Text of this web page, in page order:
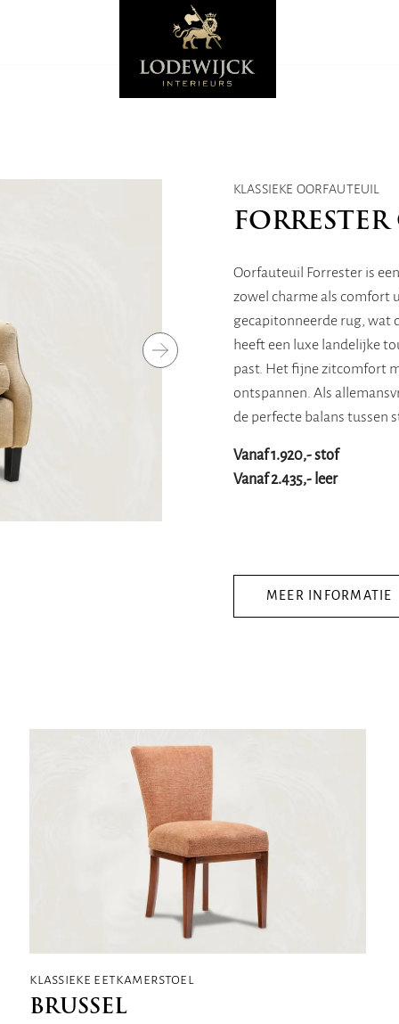
KLASSIEKE OORFAUTEUIL
Oorfauteuil Forrester is
zowel charme als comfort
gecapitonneerde rug, wat
heeft een luxe landelijke
past. Het fijne zitcomfort
ontspannen. Als
de perfecte balans tussen
Vanaf 1.920,- stof
Vanaf 2.435,- leer
MEER INFORMATIE
klassieke eetkamerstoel
BRUSSEL